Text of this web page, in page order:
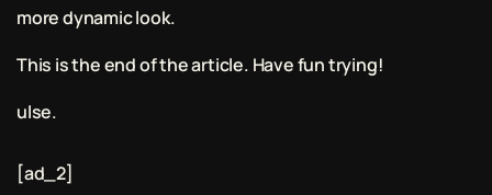
more dynamic look.
This is the end of the article. Have fun trying!
ulse.
[ad_2]